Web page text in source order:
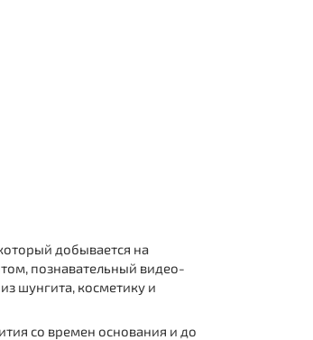
добывается на
познавательный видео-
шунгита, косметику и
со времен основания и до